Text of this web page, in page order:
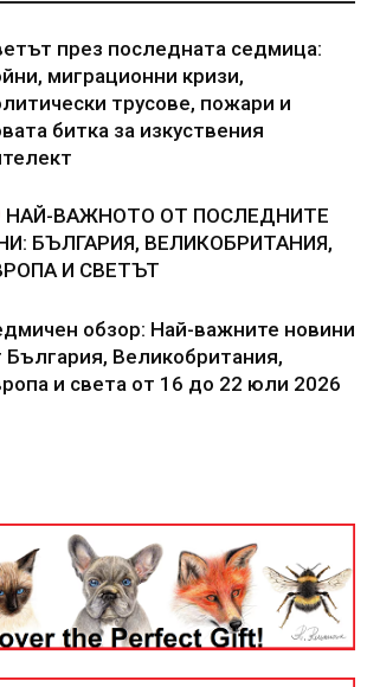
през последната седмица:
миграционни кризи,
трусове, пожари и
битка за изкуствения
НАЙ-ВАЖНОТО ОТ ПОСЛЕДНИТЕ
БЪЛГАРИЯ, ВЕЛИКОБРИТАНИЯ,
И СВЕТЪТ
обзор: Най-важните новини
България, Великобритания,
и света от 16 до 22 юли 2026